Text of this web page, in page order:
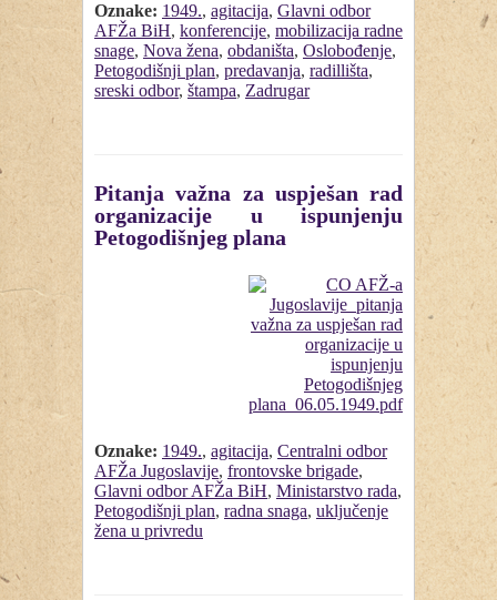
Oznake: 1949., agitacija, Glavni odbor
AFŽa BiH, konferencije, mobilizacija radne
snage, Nova žena, obdaništa, Oslobođenje,
Petogodišnji plan, predavanja, radillišta,
sreski odbor, štampa, Zadrugar
Pitanja važna za uspješan rad
organizacije u ispunjenju
Petogodišnjeg plana
Oznake: 1949., agitacija, Centralni odbor
AFŽa Jugoslavije, frontovske brigade,
Glavni odbor AFŽa BiH, Ministarstvo rada,
Petogodišnji plan, radna snaga, uključenje
žena u privredu